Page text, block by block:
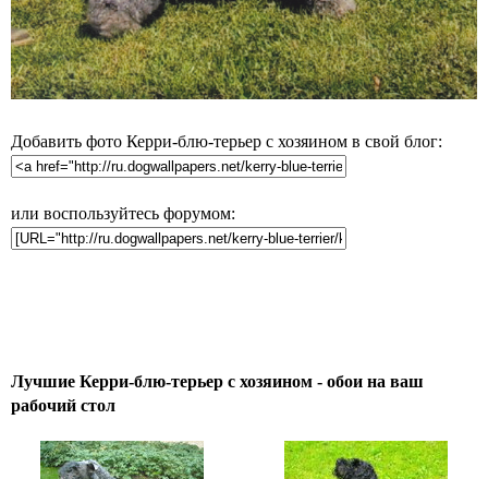
Добавить фото Керри-блю-терьер с хозяином в свой блог:
или воспользуйтесь форумом:
Лучшие Керри-блю-терьер с хозяином - обои на ваш
рабочий стол